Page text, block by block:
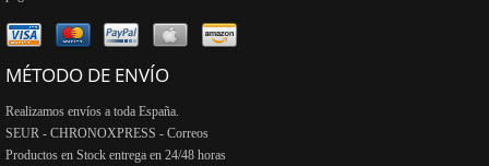
MÉTODO DE ENVÍO
Realizamos envíos a toda España.
SEUR - CHRONOXPRESS - Correos
Productos en Stock entrega en 24/48 horas